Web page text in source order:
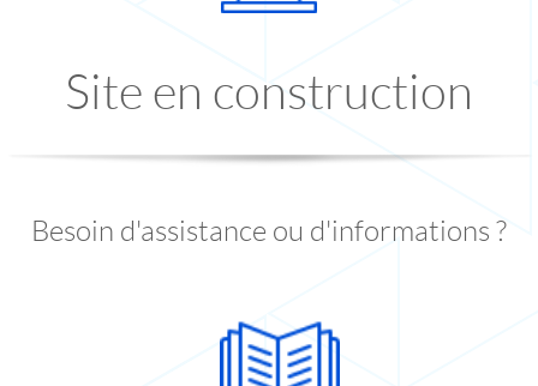
Site en construction
Besoin d'assistance ou d'informations ?